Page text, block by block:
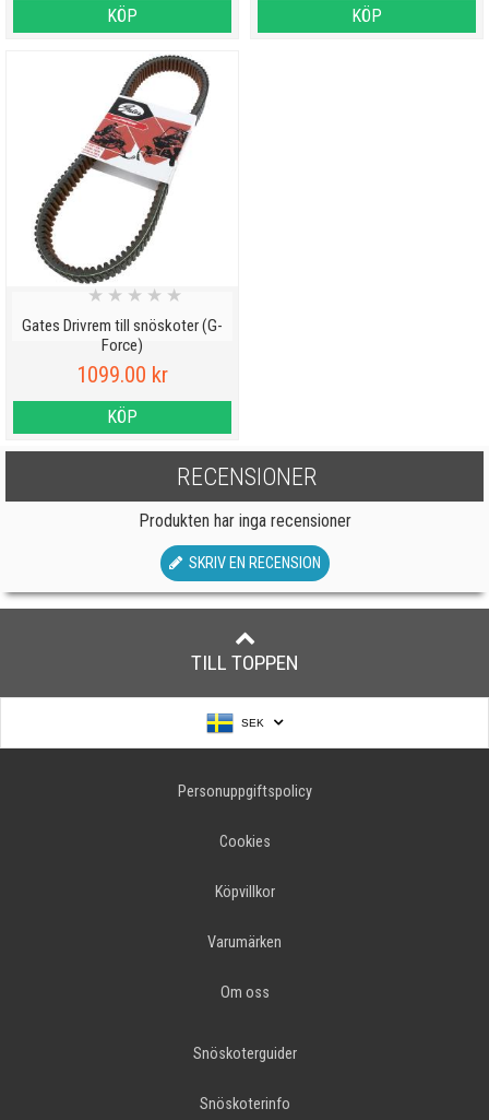
KÖP KÖP
Gates Drivrem till snöskoter (G-
Force)
★ ★ ★ ★ ★
1099.00 kr
KÖP
RECENSIONER
Produkten har inga recensioner
SKRIV EN RECENSION
TILL TOPPEN
SEK
Personuppgiftspolicy
Cookies
Köpvillkor
Varumärken
Om oss
Snöskoterguider
Snöskoterinfo